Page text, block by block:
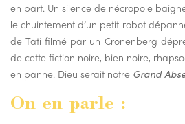
en part. Un silence de nécropole
le chuintement d’un petit robot
de Tati filmé par un Cronenberg
de cette fiction noire, bien noire,
en panne. Dieu serait notre Grand
On en parle :